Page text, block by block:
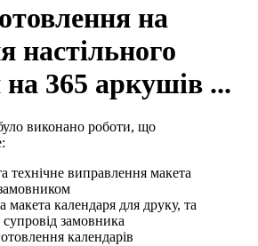
на
настільного
365 аркушів ...
виконано роботи, що
технічне виправлення макета
макета календаря для друку, та
замовника
календарів